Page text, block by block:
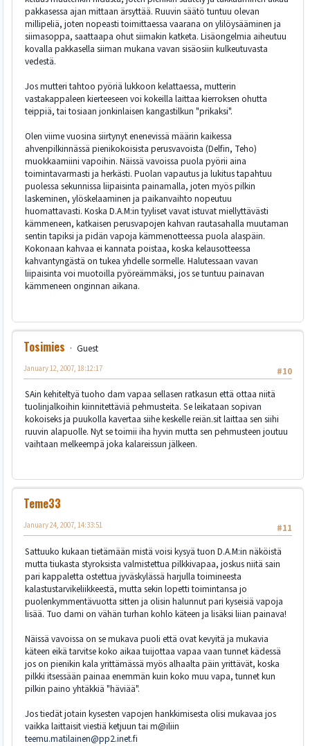
pakkasessa ajan mittaan ärsyttää. Ruuvin säätö tuntuu olevan
millipeliä, joten nopeasti toimittaessa vaarana on ylilöysääminen ja
siimasoppa, saattaapa ohut siimakin katketa. Lisäongelmia aiheutuu
kovalla pakkasella siiman mukana vavan sisäosiin kulkeutuvasta
vedestä.
Jos mutteri tahtoo pyöriä lukkoon kelattaessa, mutterin
vastakappaleen kierteeseen voi kokeilla laittaa kierroksen ohutta
teippiä, tai tosiaan jonkinlaisen kangastilkun "prikaksi".
Olen viime vuosina siirtynyt enenevissä määrin kaikessa
ahvenpilkinnässä pienikokoisista perusvavoista (Delfin, Teho)
muokkaamiini vapoihin. Näissä vavoissa puola pyörii aina
toimintavarmasti ja herkästi. Puolan vapautus ja lukitus tapahtuu
puolessa sekunnissa liipaisinta painamalla, joten myös pilkin
laskeminen, ylöskelaaminen ja paikanvaihto nopeutuu
huomattavasti. Koska D.A.M:in tyyliset vavat istuvat miellyttävästi
kämmeneen, katkaisen perusvapojen kahvan rautasahalla muutaman
sentin tapiksi ja pidän vapoja kämmenotteessa puola alaspäin.
Kokonaan kahvaa ei kannata poistaa, koska kelausotteessa
kahvantyngästä on tukea yhdelle sormelle. Halutessaan vavan
liipaisinta voi muotoilla pyöreämmäksi, jos se tuntuu painavan
kämmeneen onginnan aikana.
Tosimies
Guest
#10
January 12, 2007, 18:12:17
SAin kehiteltyä tuoho dam vapaa sellasen ratkasun että ottaa niitä
tuolinjalkoihin kiinnitettäviä pehmusteita. Se leikataan sopivan
kokoiseks ja puukolla kavertaa siihe keskelle reiän.sit laittaa sen siihi
ruuvin alapuolle. Nyt se toimii iha hyvin mutta sen pehmusteen joutuu
vaihtaan melkeempä joka kalareissun jälkeen.
Teme33
#11
January 24, 2007, 14:33:51
Sattuuko kukaan tietämään mistä voisi kysyä tuon D.A.M:in näköistä
mutta tiukasta styroksista valmistettua pilkkivapaa, joskus niitä sain
pari kappaletta ostettua jyväskylässä harjulla toimineesta
kalastustarvikeliikkeestä, mutta sekin lopetti toimintansa jo
puolenkymmentävuotta sitten ja olisin halunnut pari kyseisiä vapoja
lisää. Tuo dami on vähän turhan kohlo käteen ja lisäksi liian painava!
Näissä vavoissa on se mukava puoli että ovat kevyitä ja mukavia
käteen eikä tarvitse koko aikaa tuijottaa vapaa vaan tunnet kädessä
jos on pienikin kala yrittämässä myös alhaalta päin yrittävät, koska
pilkki itsessään painaa enemmän kuin koko muu vapa, tunnet kun
pilkin paino yhtäkkiä "häviää".
Jos tiedät jotain kysesten vapojen hankkimisesta olisi mukavaa jos
vaikka laittaisit viestiä ketjuun tai m@iliin
teemu.matilainen@pp2.inet.fi